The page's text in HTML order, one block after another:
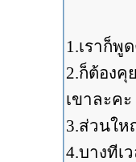
1.เราก็พู
2.ก็ต้องคุ
เขาละค
3.ส่วนให
4.บางทีเ